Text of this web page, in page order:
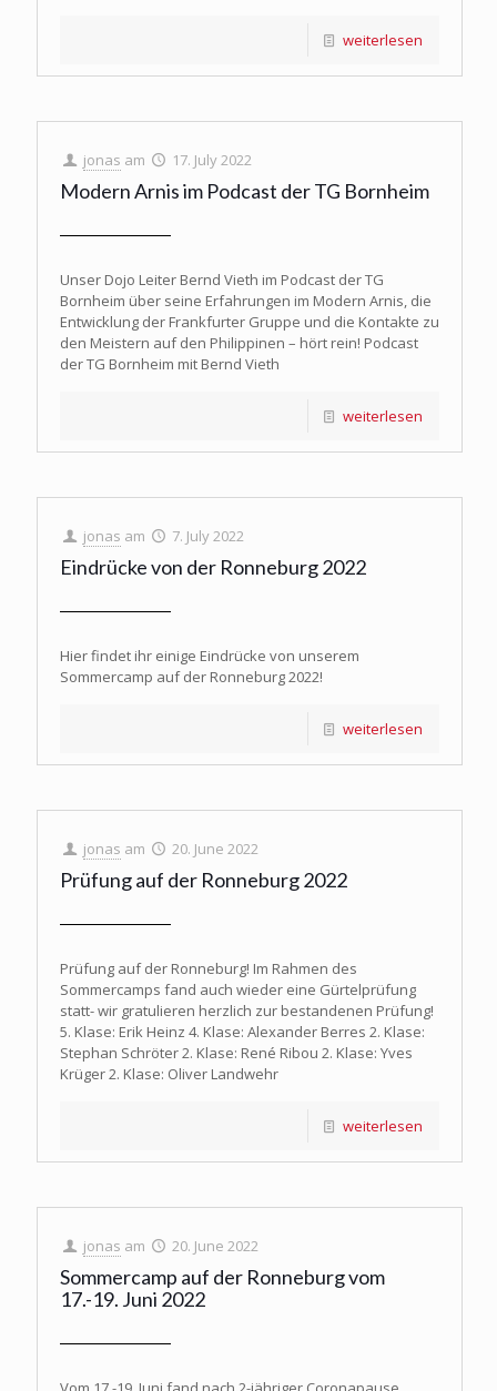
weiterlesen
jonas am 17. July 2022
Modern Arnis im Podcast der TG Bornheim
Unser Dojo Leiter Bernd Vieth im Podcast der TG
Bornheim über seine Erfahrungen im Modern Arnis, die
Entwicklung der Frankfurter Gruppe und die Kontakte zu
den Meistern auf den Philippinen – hört rein! Podcast
der TG Bornheim mit Bernd Vieth
weiterlesen
jonas am 7. July 2022
Eindrücke von der Ronneburg 2022
Hier findet ihr einige Eindrücke von unserem
Sommercamp auf der Ronneburg 2022!
weiterlesen
jonas am 20. June 2022
Prüfung auf der Ronneburg 2022
Prüfung auf der Ronneburg! Im Rahmen des
Sommercamps fand auch wieder eine Gürtelprüfung
statt- wir gratulieren herzlich zur bestandenen Prüfung!
5. Klase: Erik Heinz 4. Klase: Alexander Berres 2. Klase:
Stephan Schröter 2. Klase: René Ribou 2. Klase: Yves
Krüger 2. Klase: Oliver Landwehr
weiterlesen
jonas am 20. June 2022
Sommercamp auf der Ronneburg vom
17.-19. Juni 2022